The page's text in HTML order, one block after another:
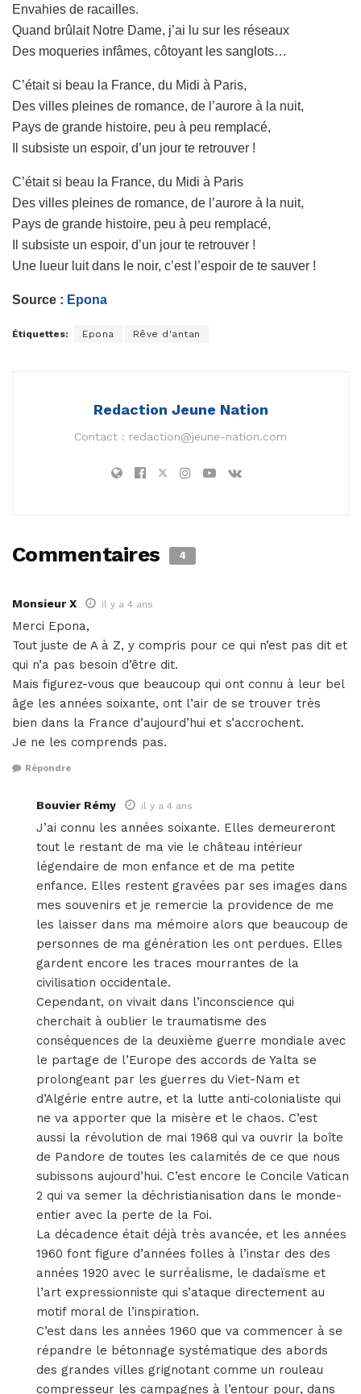
Envahies de racailles.
Quand brûlait Notre Dame, j’ai lu sur les réseaux
Des moqueries infâmes, côtoyant les sanglots…
C’était si beau la France, du Midi à Paris,
Des villes pleines de romance, de l’aurore à la nuit,
Pays de grande histoire, peu à peu remplacé,
Il subsiste un espoir, d’un jour te retrouver !
C’était si beau la France, du Midi à Paris
Des villes pleines de romance, de l’aurore à la nuit,
Pays de grande histoire, peu à peu remplacé,
Il subsiste un espoir, d’un jour te retrouver !
Une lueur luit dans le noir, c’est l’espoir de te sauver !
Source : Epona
Étiquettes: Epona Rêve d'antan
Redaction Jeune Nation
Contact : redaction@jeune-nation.com
Commentaires 4
Monsieur X il y a 4 ans
Merci Epona,
Tout juste de A à Z, y compris pour ce qui n’est pas dit et
qui n’a pas besoin d’être dit.
Mais figurez-vous que beaucoup qui ont connu à leur bel
âge les années soixante, ont l’air de se trouver très
bien dans la France d’aujourd’hui et s’accrochent.
Je ne les comprends pas.
Répondre
Bouvier Rémy il y a 4 ans
J’ai connu les années soixante. Elles demeureront
tout le restant de ma vie le château intérieur
légendaire de mon enfance et de ma petite
enfance. Elles restent gravées par ses images dans
mes souvenirs et je remercie la providence de me
les laisser dans ma mémoire alors que beaucoup de
personnes de ma génération les ont perdues. Elles
gardent encore les traces mourrantes de la
civilisation occidentale.
Cependant, on vivait dans l’inconscience qui
cherchait à oublier le traumatisme des
conséquences de la deuxième guerre mondiale avec
le partage de l’Europe des accords de Yalta se
prolongeant par les guerres du Viet-Nam et
d’Algérie entre autre, et la lutte anti‐colonialiste qui
ne va apporter que la misère et le chaos. C’est
aussi la révolution de mai 1968 qui va ouvrir la boîte
de Pandore de toutes les calamités de ce que nous
subissons aujourd’hui. C’est encore le Concile Vatican
2 qui va semer la déchristianisation dans le monde-
entier avec la perte de la Foi.
La décadence était déjà très avancée, et les années
1960 font figure d’années folles à l’instar des des
années 1920 avec le surréalisme, le dadaïsme et
l’art expressionniste qui s’ataque directement au
motif moral de l’inspiration.
C’est dans les années 1960 que va commencer à se
répandre le bétonnage systématique des abords
des grandes villes grignotant comme un rouleau
compresseur les campagnes à l’entour pour, dans